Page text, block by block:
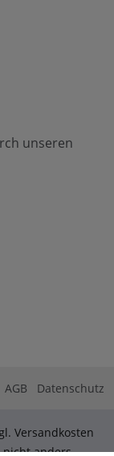
unseren
AGB Datenschutz
Versandkosten
anders